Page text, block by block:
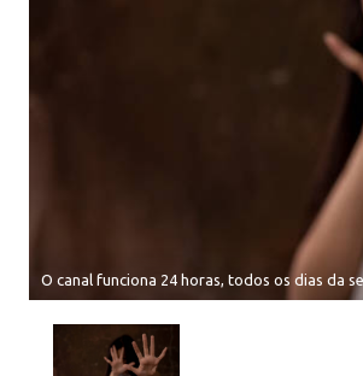
O canal funciona 24 horas, todos os dias da